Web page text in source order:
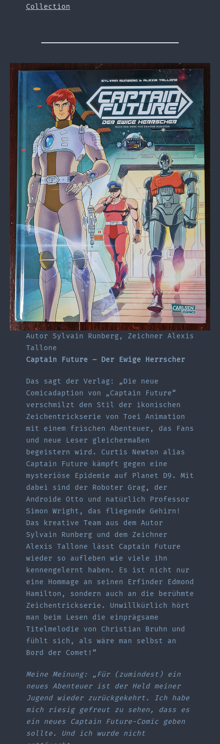
Collection
Autor Sylvain Runberg, Zeichner Alexis
Tallone
Captain Future – Der Ewige Herrscher
Das sagt der Verlag: „Die neue
Comicadaption von „Captain Future“
verschmilzt den Stil der ikonischen
Zeichentrickserie von Toei Animation
mit einem frischen Abenteuer, das Fans
und neue Leser gleichermaßen
begeistern wird. Curtis Newton alias
Captain Future kämpft gegen eine
mysteriöse Epidemie auf Planet D9. Mit
dabei sind der Roboter Grag, der
Androide Otto und natürlich Professor
Simon Wright, das fliegende Gehirn!
Das kreative Team aus dem Autor
Sylvain Runberg und dem Zeichner
Alexis Tallone lässt Captain Future
wieder so aufleben wie viele ihn
kennengelernt haben. Es ist nicht nur
eine Hommage an seinen Erfinder Edmond
Hamilton, sondern auch an die berühmte
Zeichentrickserie. Unwillkürlich hört
man beim Lesen die einprägsame
Titelmelodie von Christian Bruhn und
fühlt sich, als wäre man selbst an
Bord der Comet!“
Meine Meinung: „Für (zumindest) ein
neues Abenteuer ist der Held meiner
Jugend wieder zurückgekehrt. Ich habe
mich riesig gefreut zu sehen, dass es
ein neues Captain Future-Comic geben
sollte. Und ich wurde nicht